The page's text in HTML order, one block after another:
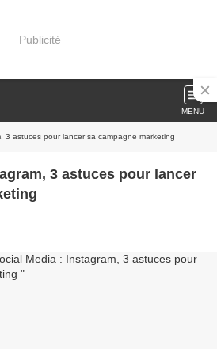
Publicité
MENU
3 astuces pour lancer sa campagne marketing
3 astuces pour lancer